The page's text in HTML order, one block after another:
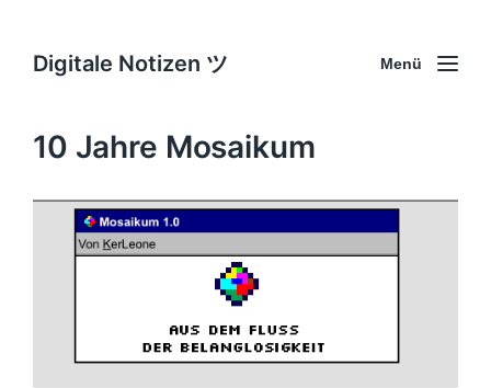
Digitale Notizen ツ Menü
10 Jahre Mosaikum